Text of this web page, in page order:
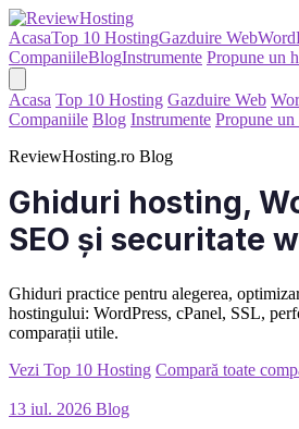
AcasaTop 10 HostingGazduire Web
CompaniileBlogInstrumente Propune un
Acasa Top 10 Hosting Gazduire Web
Companiile Blog Instrumente Propune un
ReviewHosting.ro Blog
Ghiduri hosting,
SEO și securitate
Ghiduri practice pentru alegerea,
hostingului: WordPress, cPanel, SSL,
comparații utile.
Vezi Top 10 Hosting Compară toate
13 iul. 2026 Blog